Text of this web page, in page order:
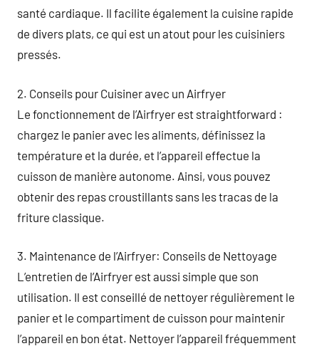
santé cardiaque. Il facilite également la cuisine rapide
de divers plats, ce qui est un atout pour les cuisiniers
pressés.
2. Conseils pour Cuisiner avec un Airfryer
Le fonctionnement de l’Airfryer est straightforward :
chargez le panier avec les aliments, définissez la
température et la durée, et l’appareil effectue la
cuisson de manière autonome. Ainsi, vous pouvez
obtenir des repas croustillants sans les tracas de la
friture classique.
3. Maintenance de l’Airfryer: Conseils de Nettoyage
L’entretien de l’Airfryer est aussi simple que son
utilisation. Il est conseillé de nettoyer régulièrement le
panier et le compartiment de cuisson pour maintenir
l’appareil en bon état. Nettoyer l’appareil fréquemment